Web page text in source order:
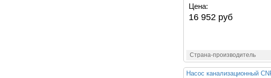
Цена:
16 952 руб
Страна-производитель
Насос канализационный